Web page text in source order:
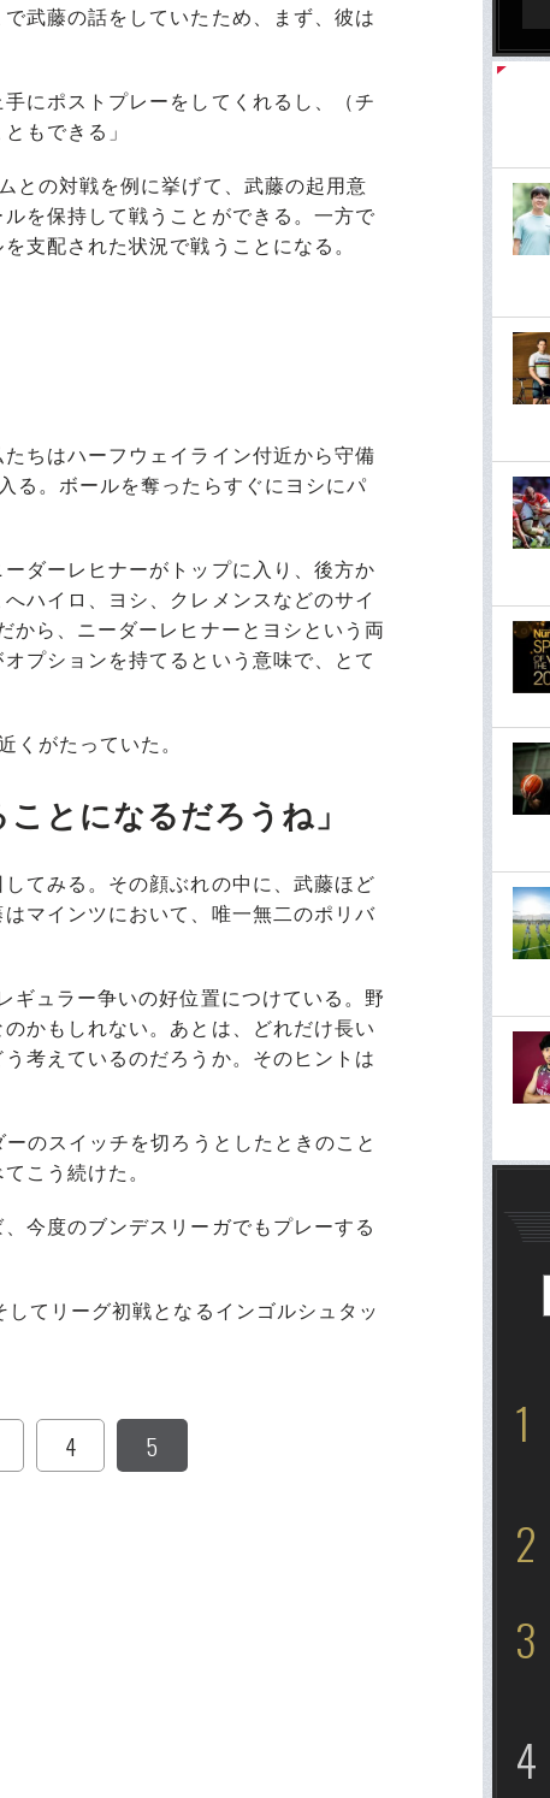
武藤の話をしていたため、まず、彼は
にポストプレーをしてくれるし、（チ
もできる」
との対戦を例に挙げて、武藤の起用意
を保持して戦うことができる。一方で
支配された状況で戦うことになる。
ちはハーフウェイライン付近から守備
る。ボールを奪ったらすぐにヨシにパ
ダーレヒナーがトップに入り、後方か
ハイロ、ヨシ、クレメンスなどのサイ
から、ニーダーレヒナーとヨシという両
プションを持てるという意味で、とて
くがたっていた。
とになるだろうね」
てみる。その顔ぶれの中に、武藤ほど
マインツにおいて、唯一無二のポリバ
ュラー争いの好位置につけている。野
かもしれない。あとは、どれだけ長い
考えているのだろうか。そのヒントは
のスイッチを切ろうとしたときのこと
こう続けた。
今度のブンデスリーガでもプレーする
てリーグ初戦となるインゴルシュタッ
4 5